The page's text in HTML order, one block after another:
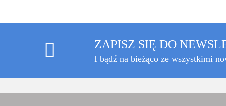
ZAPISZ SIĘ DO
I bądź na bieżąco ze wszystkimi